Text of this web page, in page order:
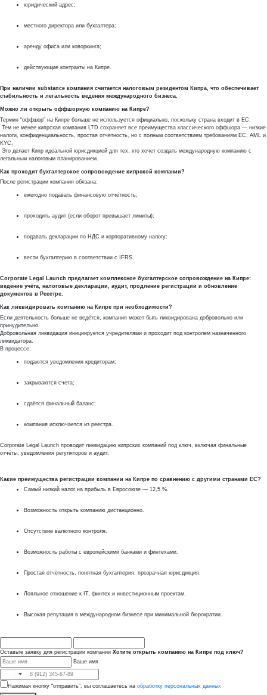
юридический адрес;
местного директора или бухгалтера;
аренду офиса или коворкинга;
действующие контракты на Кипре.
При наличии substance компания считается налоговым резидентом Кипра, что обеспечивает
стабильность и легальность ведения международного бизнеса.
Можно ли открыть оффшорную компанию на Кипре?
Термин “оффшор” на Кипре больше не используется официально, поскольку страна входит в ЕС.
Тем не менее кипрская компания LTD сохраняет все преимущества классического оффшора — низкие
налоги, конфиденциальность, простая отчётность, но с полным соответствием требованиям ЕС, AML и
KYC.
Это делает Кипр идеальной юрисдикцией для тех, кто хочет создать международную компанию с
легальным налоговым планированием.
Как проходит бухгалтерское сопровождение кипрской компании?
После регистрации компания обязана:
ежегодно подавать финансовую отчётность;
проходить аудит (если оборот превышает лимиты);
подавать декларации по НДС и корпоративному налогу;
вести бухгалтерию в соответствии с IFRS.
Corporate Legal Launch предлагает комплексное бухгалтерское сопровождение на Кипре:
ведение учёта, налоговые декларации, аудит, продление регистрации и обновление
документов в Реестре.
Как ликвидировать компанию на Кипре при необходимости?
Если деятельность больше не ведётся, компания может быть ликвидирована добровольно или
принудительно.
Добровольная ликвидация инициируется учредителями и проходит под контролем назначенного
ликвидатора.
В процессе:
подаются уведомления кредиторам;
закрываются счета;
сдаётся финальный баланс;
компания исключается из реестра.
Corporate Legal Launch проводит ликвидацию кипрских компаний под ключ, включая финальные
отчёты, уведомления регуляторов и аудит.
Какие преимущества регистрации компании на Кипре по сравнению с другими странами ЕС?
Самый низкий налог на прибыль в Евросоюзе — 12,5 %.
Возможность открыть компанию дистанционно.
Отсутствие валютного контроля.
Возможность работы с европейскими банками и финтехами.
Простая отчётность, понятная бухгалтерия, прозрачная юрисдикция.
Лояльное отношение к IT, финтех и инвестиционным проектам.
Высокая репутация в международном бизнесе при минимальной бюрократии.
Оставьте заявку для регистрации компании Хотите открыть компанию на Кипре под ключ?
Ваше имя
Нажимая кнопку “отправить”, вы соглашаетесь на обработку персональных данных